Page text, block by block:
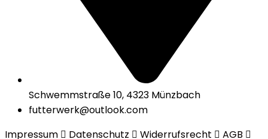
Schwemmstraße 10, 4323 Münzbach
futterwerk@outlook.com
Impressum
Datenschutz Widerrufsrecht AGB